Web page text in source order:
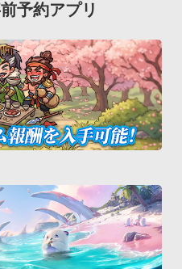
予約アプリ